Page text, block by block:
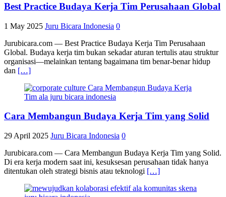
Best Practice Budaya Kerja Tim Perusahaan Global
1 May 2025 Juru Bicara Indonesia 0
Jurubicara.com — Best Practice Budaya Kerja Tim Perusahaan
Global. Budaya kerja tim bukan sekadar aturan tertulis atau struktur
organisasi—melainkan tentang bagaimana tim benar-benar hidup
dan […]
Cara Membangun Budaya Kerja Tim yang Solid
29 April 2025 Juru Bicara Indonesia 0
Jurubicara.com — Cara Membangun Budaya Kerja Tim yang Solid.
Di era kerja modern saat ini, kesuksesan perusahaan tidak hanya
ditentukan oleh strategi bisnis atau teknologi […]